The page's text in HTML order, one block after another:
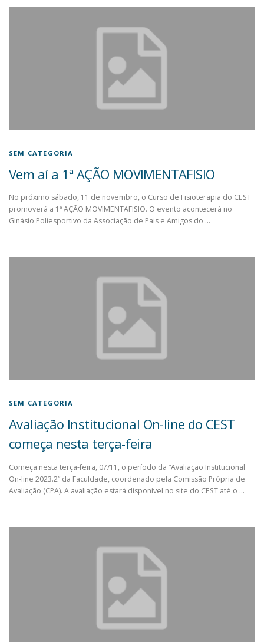
SEM CATEGORIA
Vem aí a 1ª AÇÃO MOVIMENTAFISIO
No próximo sábado, 11 de novembro, o Curso de Fisioterapia do CEST
promoverá a 1ª AÇÃO MOVIMENTAFISIO. O evento acontecerá no
Ginásio Poliesportivo da Associação de Pais e Amigos do …
SEM CATEGORIA
Avaliação Institucional On-line do CEST
começa nesta terça-feira
Começa nesta terça-feira, 07/11, o período da “Avaliação Institucional
On-line 2023.2” da Faculdade, coordenado pela Comissão Própria de
Avaliação (CPA). A avaliação estará disponível no site do CEST até o …